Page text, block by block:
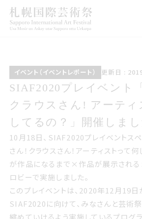
イベントイベントレポート
イベント（イベントレポート）
こうしんび
つ20日
更新日 :
サイアフ2020プレイベ
クラウスさん アーティ
てるの開催しました
SIAF2020プレイベント
クラウスさん! アーティ
してるの？」開催しまし
10月18日、SIAF2020プレイベントス
さん！クラウスさん！アーティストって
が作品になるまで×作品が展示される
ロビーで実施しました。
このプレイベントは、2020年12月19日
SIAF2020に向けて、みなさんと芸術
縮めていけるよう実施しているプログラ